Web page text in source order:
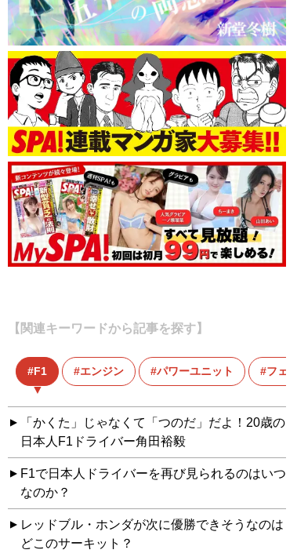
【関連キーワードから記事を探す】
F1 エンジン パワーユニット フェ
「かくた」じゃなくて「つのだ」だよ！20歳の
日本人F1ドライバー角田裕毅
F1で日本人ドライバーを再び見られるのはいつ
なのか？
レッドブル・ホンダが次に優勝できそうなのは
どこのサーキット？